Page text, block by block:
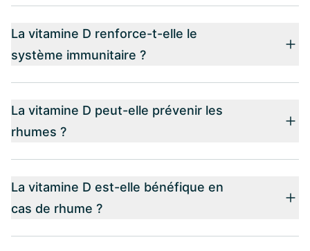
La vitamine D renforce-t-elle le
système immunitaire ?
La vitamine D peut-elle prévenir les
rhumes ?
La vitamine D est-elle bénéfique en
cas de rhume ?